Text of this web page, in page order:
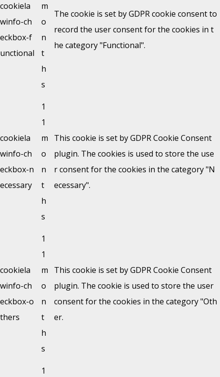
cookiela
winfo-ch
eckbox-f
unctional
m
o
n
t
h
s
The cookie is set by GDPR cookie consent to
record the user consent for the cookies in t
he category "Functional".
cookiela
winfo-ch
eckbox-n
ecessary
1
1
m
o
n
t
h
s
This cookie is set by GDPR Cookie Consent
plugin. The cookies is used to store the use
r consent for the cookies in the category "N
ecessary".
cookiela
winfo-ch
eckbox-o
thers
1
1
m
o
n
t
h
s
This cookie is set by GDPR Cookie Consent
plugin. The cookie is used to store the user
consent for the cookies in the category "Oth
er.
1